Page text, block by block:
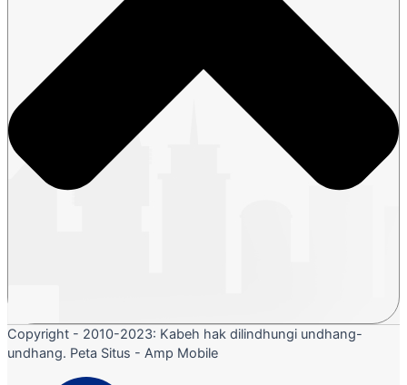
Copyright - 2010-2023: Kabeh hak dilindhungi undhang-
undhang. Peta Situs - Amp Mobile